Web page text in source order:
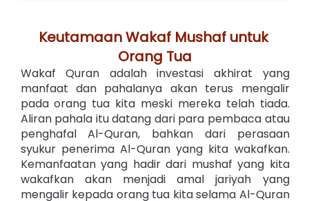
Keutamaan Wakaf Mushaf untuk
Orang Tua
Wakaf Quran adalah investasi akhirat yang
manfaat dan pahalanya akan terus mengalir
pada orang tua kita meski mereka telah tiada.
Aliran pahala itu datang dari para pembaca atau
penghafal Al-Quran, bahkan dari perasaan
syukur penerima Al-Quran yang kita wakafkan.
Kemanfaatan yang hadir dari mushaf yang kita
wakafkan akan menjadi amal jariyah yang
mengalir kepada orang tua kita selama Al-Quran